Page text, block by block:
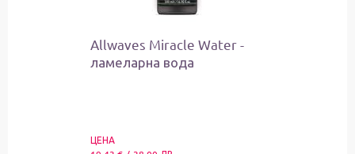
Allwaves Miracle Water -
ламеларна вода
ЦЕНА